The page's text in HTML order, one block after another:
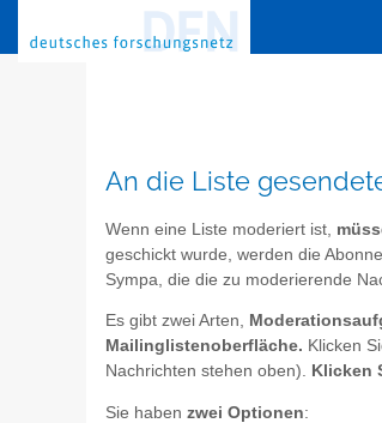
An die Liste
Wenn eine Liste moderiert ist,
geschickt wurde, werden die
Sympa, die die zu moderierende
Es gibt zwei Arten,
Mailinglistenoberfläche. Klicken
Nachrichten stehen oben). Klicken
Sie haben zwei Optionen: